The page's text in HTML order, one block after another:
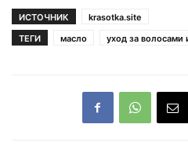
ИСТОЧНИК
krasotka.site
ТЕГИ
масло уход за волосами